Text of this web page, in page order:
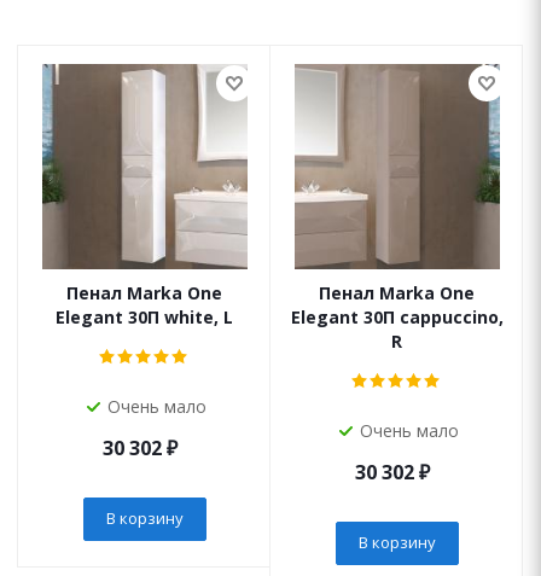
Пенал Marka One
Elegant 30П white, L
Очень мало
30 302₽
В корзину
Пенал Marka One
Elegant 30П cappuccino,
R
Очень мало
30 302₽
В корзину